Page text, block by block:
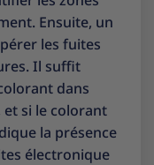
Ensuite, un
les fuites
Il suffit
dans
et si le colorant
la présence
électronique